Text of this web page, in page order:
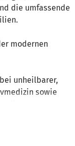
die umfassende
modernen
unheilbarer,
sowie
oder
und durch den